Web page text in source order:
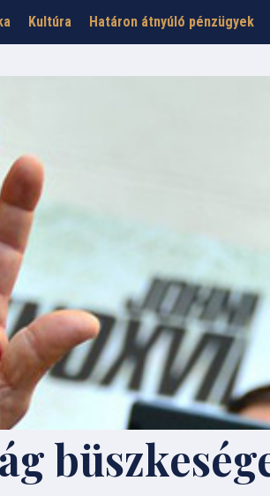
Kultúra Határon átnyúló pénzügyek